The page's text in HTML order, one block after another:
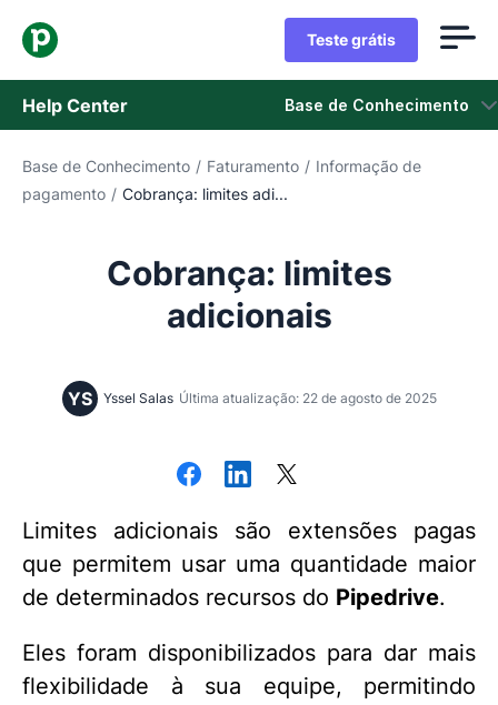
Teste grátis
Help Center Base de Conhecimento
Base de Conhecimento
Fale com o Suporte
Base de Conhecimento / Faturamento / Informação de
pagamento / Cobrança: limites adi...
Cobrança: limites
adicionais
YS Yssel Salas Última atualização: 22 de agosto de 2025
Limites adicionais são extensões pagas
que permitem usar uma quantidade maior
de determinados recursos do Pipedrive.
Eles foram disponibilizados para dar mais
flexibilidade à sua equipe, permitindo